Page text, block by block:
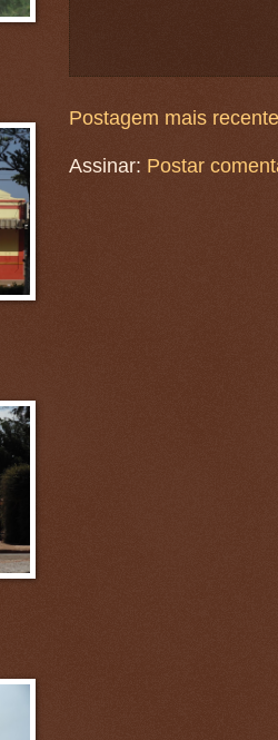
Postagem mais recente
Assinar: Postar